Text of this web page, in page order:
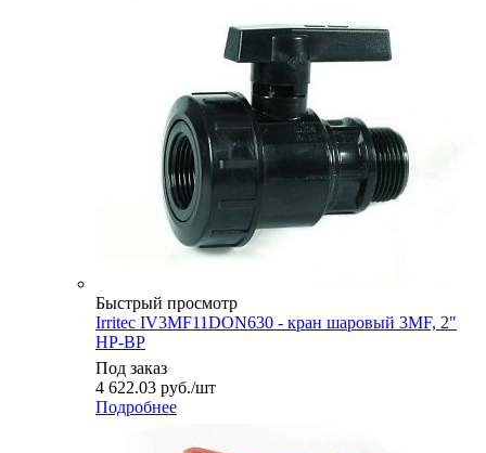
Быстрый просмотр
Irritec IV3MF11DON630 - кран шаровый 3MF, 2"
НР-ВР
Под заказ
4 622.03 руб./шт
Подробнее